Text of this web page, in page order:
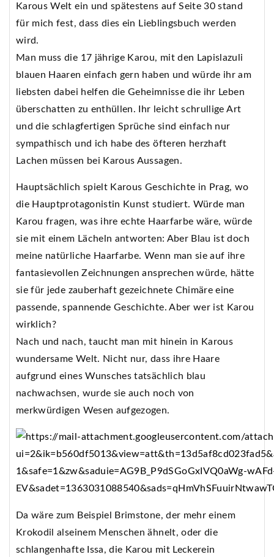
Karous Welt ein und spätestens auf Seite 30 stand
für mich fest, dass dies ein Lieblingsbuch werden
wird.
Man muss die 17 jährige Karou, mit den Lapislazuli
blauen Haaren einfach gern haben und würde ihr am
liebsten dabei helfen die Geheimnisse die ihr Leben
überschatten zu enthüllen. Ihr leicht schrullige Art
und die schlagfertigen Sprüche sind einfach nur
sympathisch und ich habe des öfteren herzhaft
Lachen müssen bei Karous Aussagen.
Hauptsächlich spielt Karous Geschichte in Prag, wo
die Hauptprotagonistin Kunst studiert. Würde man
Karou fragen, was ihre echte Haarfarbe wäre, würde
sie mit einem Lächeln antworten: Aber Blau ist doch
meine natürliche Haarfarbe. Wenn man sie auf ihre
fantasievollen Zeichnungen ansprechen würde, hätte
sie für jede zauberhaft gezeichnete Chimäre eine
passende, spannende Geschichte. Aber wer ist Karou
wirklich?
Nach und nach, taucht man mit hinein in Karous
wundersame Welt. Nicht nur, dass ihre Haare
aufgrund eines Wunsches tatsächlich blau
nachwachsen, wurde sie auch noch von
merkwürdigen Wesen aufgezogen.
Da wäre zum Beispiel Brimstone, der mehr einem
Krokodil alseinem Menschen ähnelt, oder die
schlangenhafte Issa, die Karou mit Leckerein